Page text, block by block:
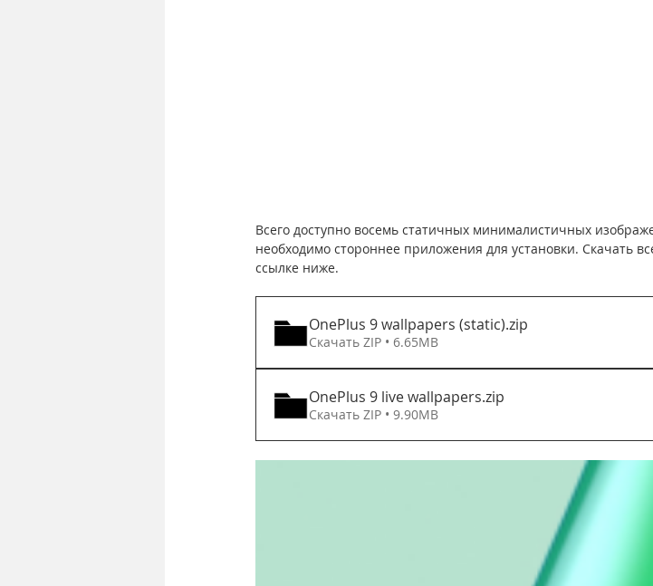
Всего доступно восемь статичных минималистичных
необходимо стороннее приложения для установки. Скачать
ссылке ниже.
OnePlus 9 wallpapers (static).zip
Скачать ZIP • 6.65MB
OnePlus 9 live wallpapers.zip
Скачать ZIP • 9.90MB